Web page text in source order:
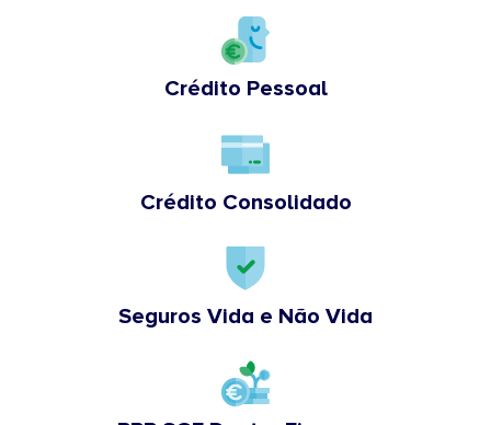
Crédito Pessoal
Crédito Consolidado
Seguros Vida e Não Vida